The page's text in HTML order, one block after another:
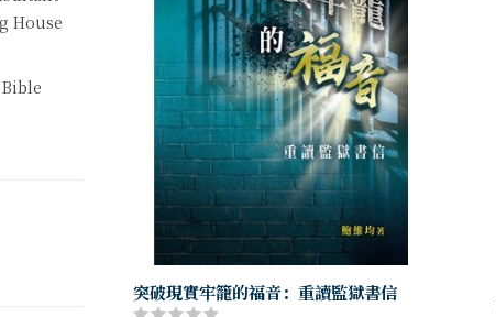
House
突破現實牢籠的福音：重讀監獄書信